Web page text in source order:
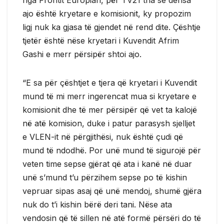
ajo është kryetare e komisionit, ky propozim
ligj nuk ka gjasa të gjendet në rend dite. Çështje
tjetër është nëse kryetari i Kuvendit Afrim
Gashi e merr përsipër shtoi ajo.
“E sa për çështjet e tjera që kryetari i Kuvendit
mund të mi merr ingerencat mua si kryetare e
komisionit dhe të mer përsipër që vet ta kalojë
në atë komision, duke i patur parasysh sjelljet
e VLEN-it në përgjithësi, nuk është çudi që
mund të ndodhë. Por unë mund të sigurojë për
veten time sepse gjërat që ata i kanë në duar
unë s’mund t’u përzihem sepse po të kishin
vepruar sipas asaj që unë mendoj, shumë gjëra
nuk do t’i kishin bërë deri tani. Nëse ata
vendosin që të sillen në atë formë përsëri do të